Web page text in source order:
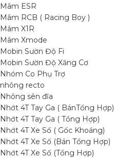
Mâm ESR
Mâm RCB ( Racing Boy )
Mâm X1R
Mâm Xmode
Mobin Sườn Độ Fi
Mobin Sườn Độ Xăng Cơ
Nhóm Co Phụ Trợ
nhông recto
Nhông sên đĩa
Nhớt 4T Tay Ga ( BánTổng Hợp)
Nhớt 4T Tay Ga ( Tổng Hợp)
Nhớt 4T Xe Số ( Gốc Khoáng)
Nhớt 4T Xe Số (Bán Tổng Hợp)
Nhớt 4T Xe Số (Tổng Hợp)